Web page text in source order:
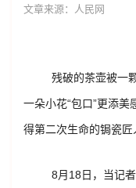
文章来源：人民网
残破的茶壶被一
一朵小花“包口”更添
得第二次生命的锔瓷匠
8月18日，当记